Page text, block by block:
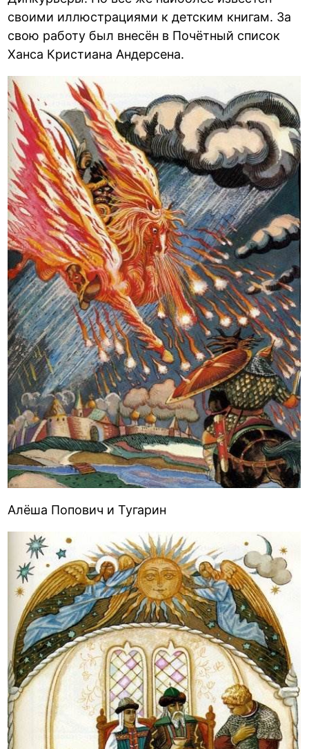
своими иллюстрациями к детским книгам. За
свою работу был внесён в Почётный список
Ханса Кристиана Андерсена.
Алёша Попович и Тугарин